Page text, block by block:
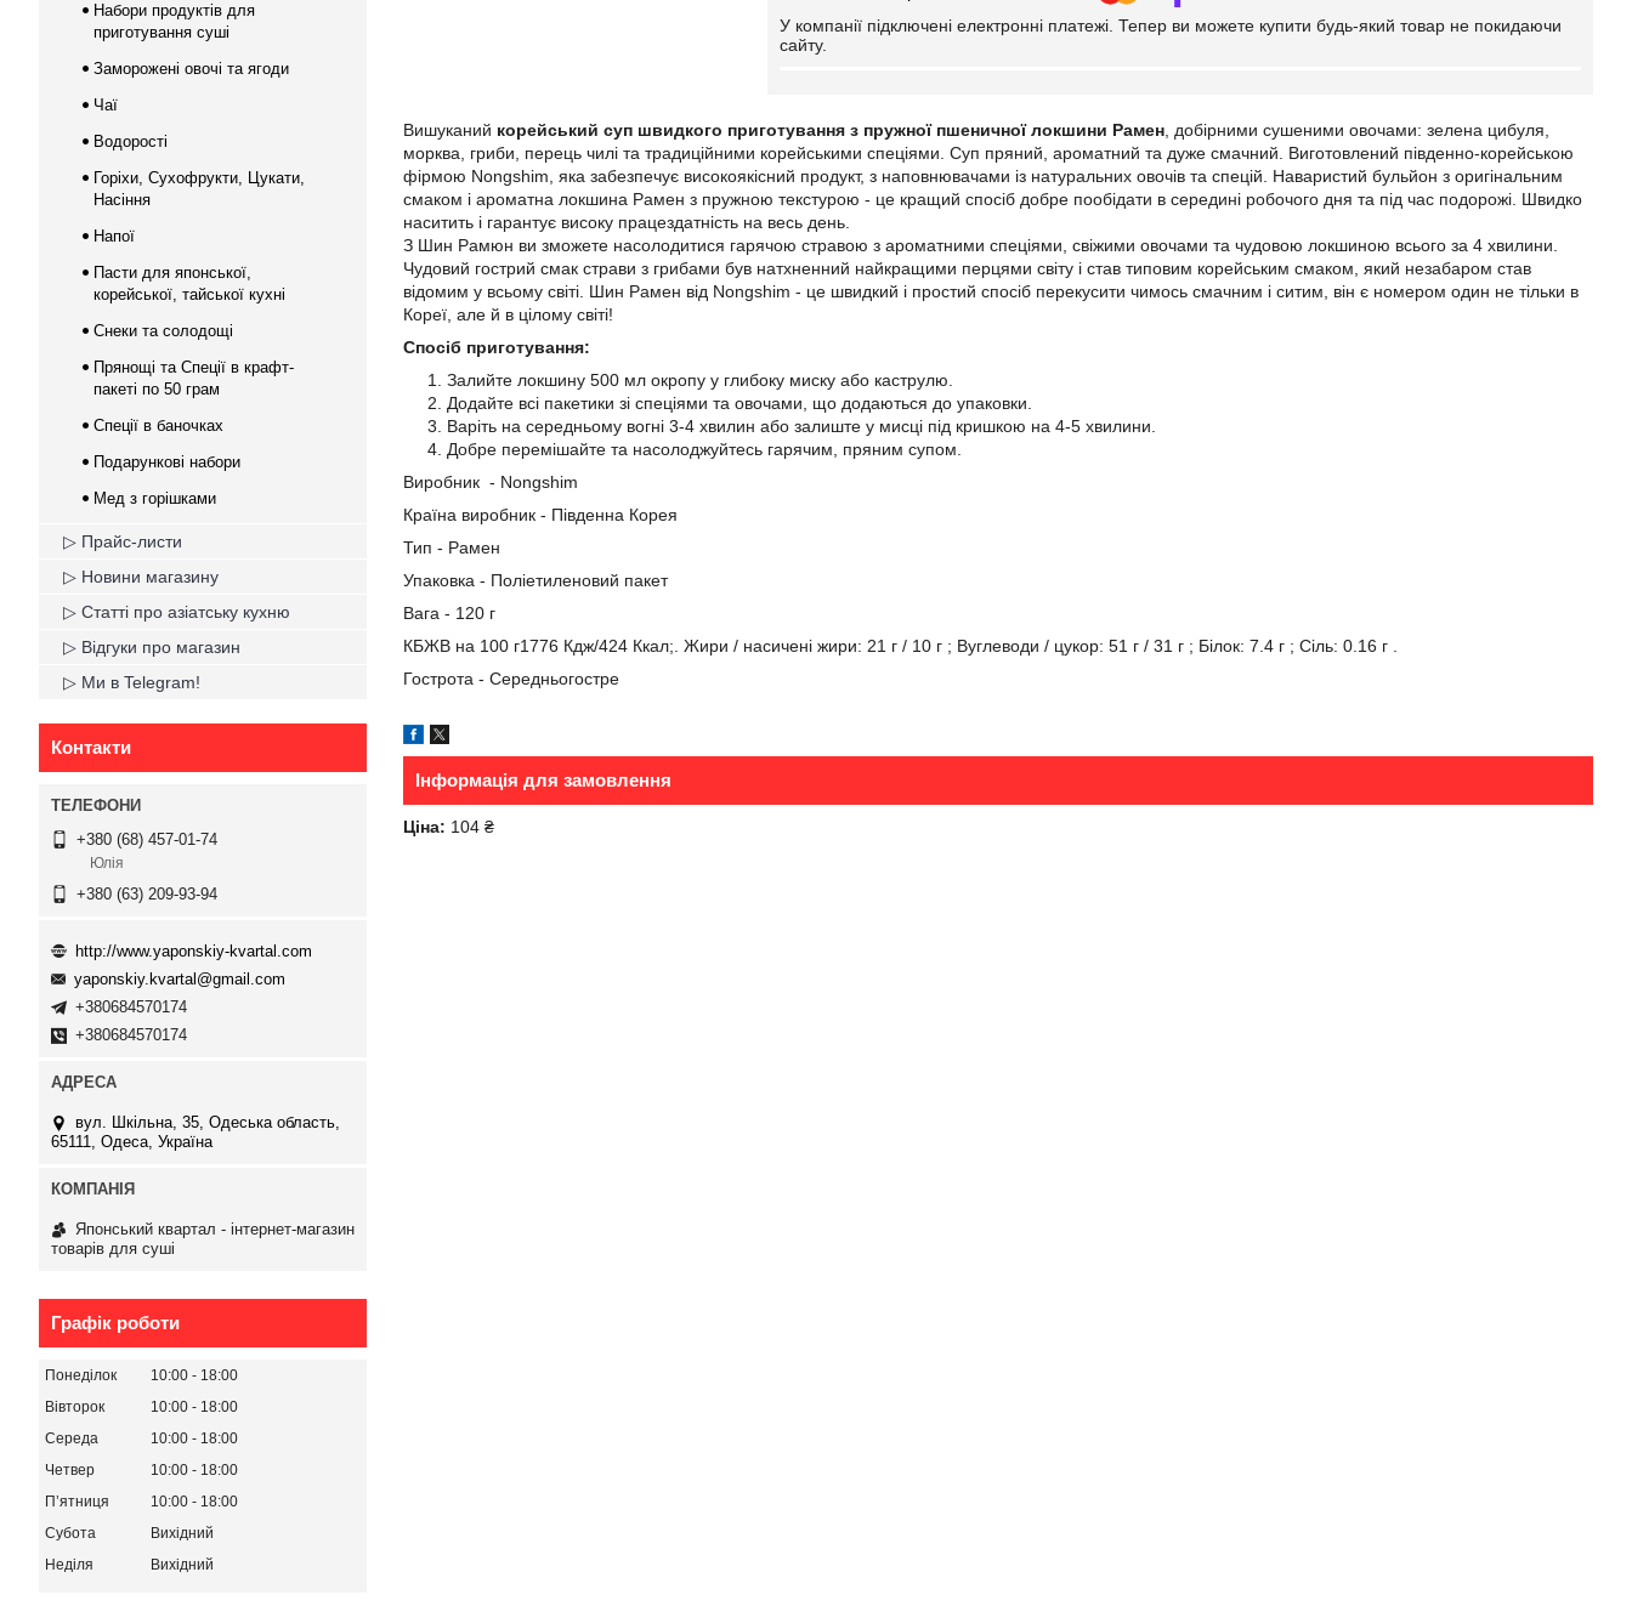
У компанії підключені електронні платежі. Тепер ви можете купити будь-який товар не покидаючи
сайту.
Вишуканий корейський суп швидкого приготування з пружної пшеничної локшини Рамен , добірними сушеними овочами: зелена цибуля,
морква, гриби, перець чилі та традиційними корейськими спеціями. Суп пряний, ароматний та дуже смачний. Виготовлений південно-корейською
фірмою Nongshim, яка забезпечує високоякісний продукт, з наповнювачами із натуральних овочів та спецій. Наваристий бульйон з оригінальним
смаком і ароматна локшина Рамен з пружною текстурою - це кращий спосіб добре пообідати в середині робочого дня та під час подорожі. Швидко
наситить і гарантує високу працездатність на весь день.
З Шин Рамюн ви зможете насолодитися гарячою стравою з ароматними спеціями, свіжими овочами та чудовою локшиною всього за 4 хвилини.
Чудовий гострий смак страви з грибами був натхненний найкращими перцями світу і став типовим корейським смаком, який незабаром став
відомим у всьому світі. Шин Рамен від Nongshim - це швидкий і простий спосіб перекусити чимось смачним і ситим, він є номером один не тільки в
Кореї, але й в цілому світі!
Спосіб приготування:
Залийте локшину 500 мл окропу у глибоку миску або каструлю.
Додайте всі пакетики зі спеціями та овочами, що додаються до упаковки.
Варіть на середньому вогні 3-4 хвилин або залиште у мисці під кришкою на 4-5 хвилини.
Добре перемішайте та насолоджуйтесь гарячим, пряним супом.
Виробник - Nongshim
Країна виробник - Південна Корея
Тип - Рамен
Упаковка - Поліетиленовий пакет
Вага - 120 г
КБЖВ на 100 г1776 Кдж/424 Ккал;. Жири / насичені жири: 21 г / 10 г ; Вуглеводи / цукор: 51 г / 31 г ; Білок: 7.4 г ; Сіль: 0.16 г .
Гострота - Середньогостре
Інформація для замовлення
Ціна: 104 ₴
Набори продуктів для
приготування суші
Заморожені овочі та ягоди
Чаї
Водорості
Горіхи, Сухофрукти, Цукати,
Насіння
Напої
Пасти для японської,
корейської, тайської кухні
Снеки та солодощі
Прянощі та Спеції в крафт-
пакеті по 50 грам
Спеції в баночках
Подарункові набори
Мед з горішками
▷ Прайс-листи
▷ Новини магазину
▷ Статті про азіатську кухню
▷ Відгуки про магазин
▷ Ми в Telegram!
Контакти
+380 (68) 457-01-74
Юлія
+380 (63) 209-93-94
http://www.yaponskiy-kvartal.com
yaponskiy.kvartal@gmail.com
+380684570174
+380684570174
вул. Шкільна, 35, Одеська область,
65111, Одеса, Україна
Японський квартал - інтернет-магазин
товарів для суші
Графік роботи
Понеділок 10:00
18:00
Вівторок
10:00
18:00
Середа
10:00
18:00
Четвер
10:00
18:00
Пʼятниця
10:00
18:00
Субота
Вихідний
Неділя
Вихідний